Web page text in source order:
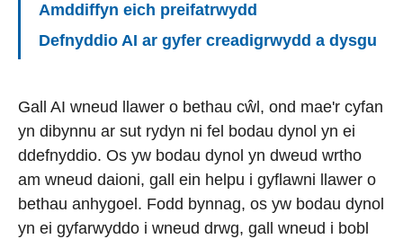
Amddiffyn eich preifatrwydd
Defnyddio AI ar gyfer creadigrwydd a dysgu
Gall AI wneud llawer o bethau cŵl, ond mae'r cyfan
yn dibynnu ar sut rydyn ni fel bodau dynol yn ei
ddefnyddio. Os yw bodau dynol yn dweud wrtho
am wneud daioni, gall ein helpu i gyflawni llawer o
bethau anhygoel. Fodd bynnag, os yw bodau dynol
yn ei gyfarwyddo i wneud drwg, gall wneud i bobl